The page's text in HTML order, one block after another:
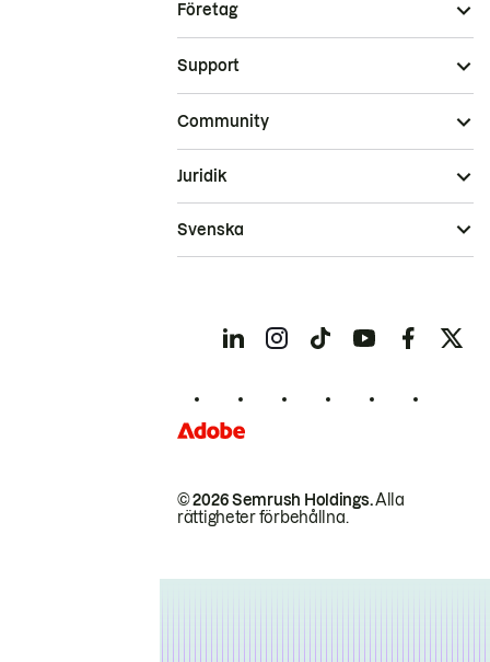
Företag
Support
Community
© 2026 Semrush Holdings.Alla
rättigheter förbehållna.
Juridik
Svenska